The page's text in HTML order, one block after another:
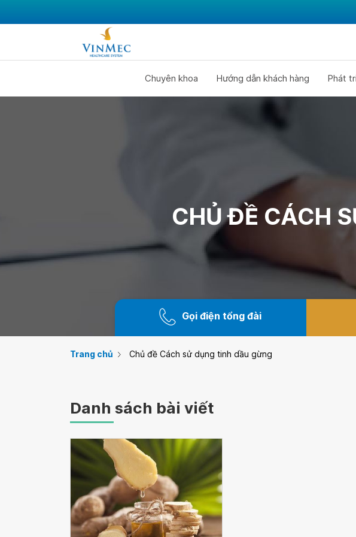
Chuyên khoa Hướng dẫn khách hàng Phát
CHỦ ĐỀ CÁCH
Gọi điện tổng đài
Trang chủ Chủ đề Cách sử dụng tinh dầu gừng
Danh sách bài viết